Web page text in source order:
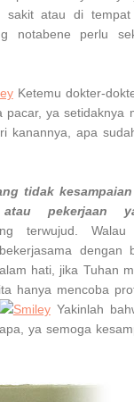
atau di
notabene perlu
Ketemu dokter-
ya setidaknya
kanannya, apa
tidak
pekerjaan
terwujud.
dengan
hati, jika Tuhan
hanya mencoba
Yakinlah
ya semoga